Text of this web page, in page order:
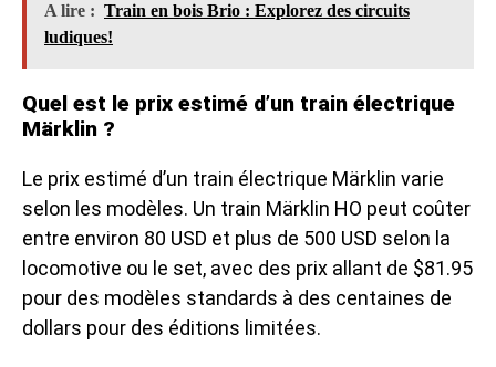
A lire : Train en bois Brio : Explorez des circuits
ludiques!
Quel est le prix estimé d’un train électrique
Märklin ?
Le prix estimé d’un train électrique Märklin varie
selon les modèles. Un train Märklin HO peut coûter
entre environ 80 USD et plus de 500 USD selon la
locomotive ou le set, avec des prix allant de $81.95
pour des modèles standards à des centaines de
dollars pour des éditions limitées.